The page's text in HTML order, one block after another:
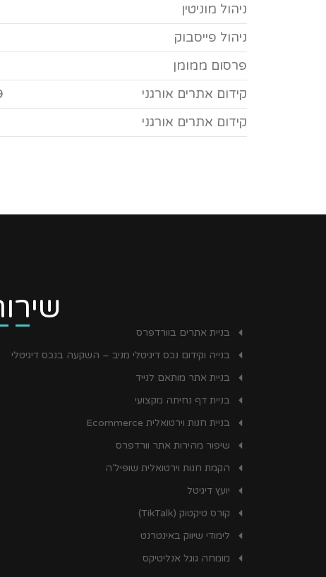
ניהול מוניטין
ניהול פייסבוק
פרסום ממומן
קידום אתרים אורגני
קידום אתרים אורגני
בניית אתרים בוורדפרס
בנייה וקידום נכס דיגיטלי מניב – השקעה בנכס דיגיטלי
בניית אתר מותאם לנייד
בניית דף נחיתה מקצועי
בניית חנות וירטואלית Ecommerce
שיפור מהירות אתר וורדפרס
הקמת חנות וירטואלית שופיל’ה
יועץ דיגיטל
קורס טיקטוק (TikTalk)
לימודי שיווק באינטרנט
מומחה גוגל אנליטיקס